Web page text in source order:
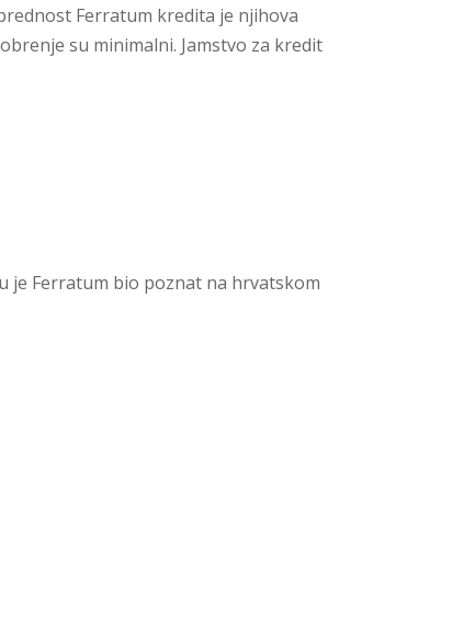
Ferratum kredita je njihova
su minimalni. Jamstvo za kredit
je Ferratum bio poznat na hrvatskom